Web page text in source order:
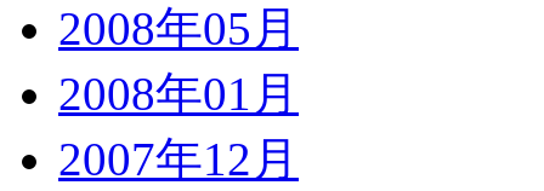
2008年05月
2008年01月
2007年12月